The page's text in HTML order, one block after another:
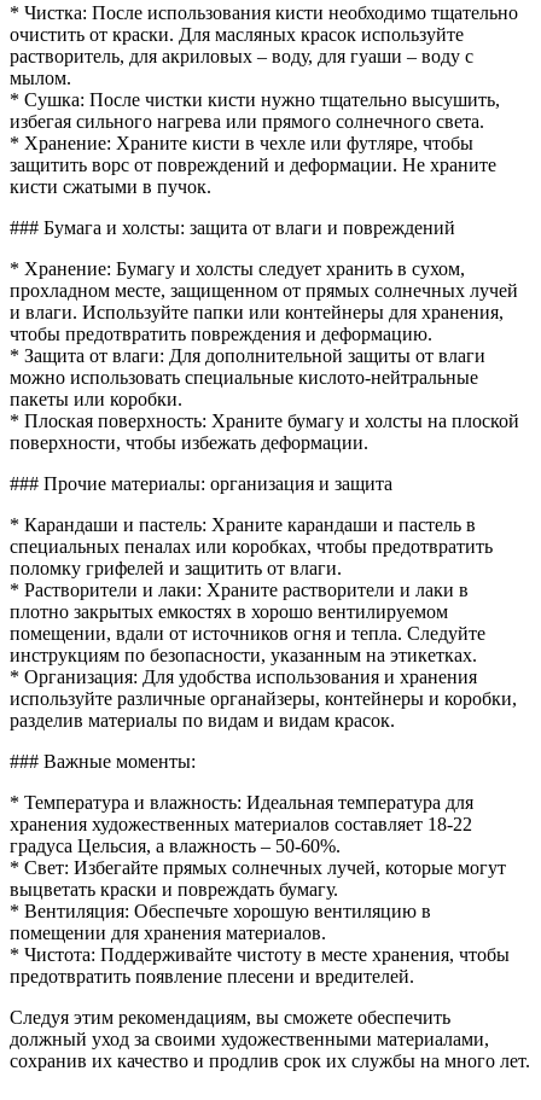
* Чистка: После использования кисти необходимо тщательно
очистить от краски. Для масляных красок используйте
растворитель, для акриловых – воду, для гуаши – воду с
мылом.
* Сушка: После чистки кисти нужно тщательно высушить,
избегая сильного нагрева или прямого солнечного света.
* Хранение: Храните кисти в чехле или футляре, чтобы
защитить ворс от повреждений и деформации. Не храните
кисти сжатыми в пучок.
### Бумага и холсты: защита от влаги и повреждений
* Хранение: Бумагу и холсты следует хранить в сухом,
прохладном месте, защищенном от прямых солнечных лучей
и влаги. Используйте папки или контейнеры для хранения,
чтобы предотвратить повреждения и деформацию.
* Защита от влаги: Для дополнительной защиты от влаги
можно использовать специальные кислото-нейтральные
пакеты или коробки.
* Плоская поверхность: Храните бумагу и холсты на плоской
поверхности, чтобы избежать деформации.
### Прочие материалы: организация и защита
* Карандаши и пастель: Храните карандаши и пастель в
специальных пеналах или коробках, чтобы предотвратить
поломку грифелей и защитить от влаги.
* Растворители и лаки: Храните растворители и лаки в
плотно закрытых емкостях в хорошо вентилируемом
помещении, вдали от источников огня и тепла. Следуйте
инструкциям по безопасности, указанным на этикетках.
* Организация: Для удобства использования и хранения
используйте различные органайзеры, контейнеры и коробки,
разделив материалы по видам и видам красок.
### Важные моменты:
* Температура и влажность: Идеальная температура для
хранения художественных материалов составляет 18-22
градуса Цельсия, а влажность – 50-60%.
* Свет: Избегайте прямых солнечных лучей, которые могут
выцветать краски и повреждать бумагу.
* Вентиляция: Обеспечьте хорошую вентиляцию в
помещении для хранения материалов.
* Чистота: Поддерживайте чистоту в месте хранения, чтобы
предотвратить появление плесени и вредителей.
Следуя этим рекомендациям, вы сможете обеспечить
должный уход за своими художественными материалами,
сохранив их качество и продлив срок их службы на много лет.